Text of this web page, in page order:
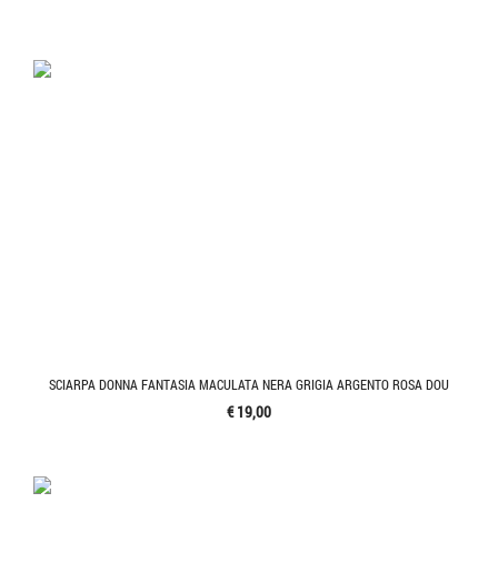
SCIARPA DONNA FANTASIA MACULATA NERA GRIGIA ARGENTO ROSA DOU
€ 19,00